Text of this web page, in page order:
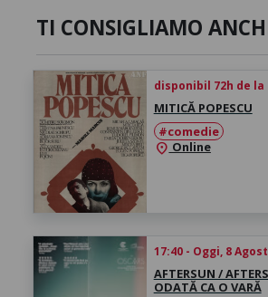
TI CONSIGLIAMO
disponibil 72h de
MITICĂ POPESCU
#comedie
location_on Online
17:40 - Oggi, 8
AFTERSUN /
ODATĂ CA O VARĂ